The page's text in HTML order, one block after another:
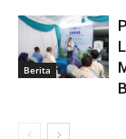
Berita